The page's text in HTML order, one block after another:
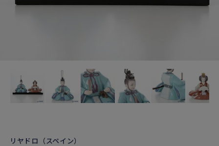
リヤドロ（スペイン）